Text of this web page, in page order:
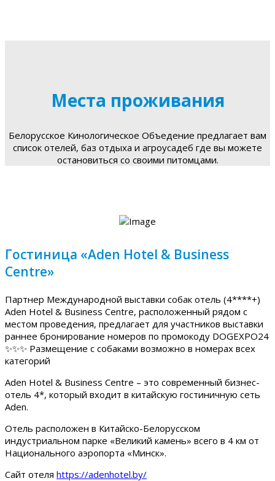
Места проживания
Белорусское Кинологическое Объедение предлагает вам
список отелей, баз отдыха и агроусадеб где вы можете
остановиться со своими питомцами.
Гостиница «Aden Hotel & Business
Centre»
Партнер Международной выставки собак отель (4****+)
Aden Hotel & Business Centre, расположенный рядом с
местом проведения, предлагает для участников выставки
раннее бронирование номеров по промокоду DOGEXPO24
✨✨✨ Размещение с собаками возможно в номерах всех
категорий
Aden Hotel & Business Centre – это современный бизнес-
отель 4*, который входит в китайскую гостиничную сеть
Aden.
Отель расположен в Китайско-Белорусском
индустриальном парке «Великий камень» всего в 4 км от
Национального аэропорта «Минск».
Сайт отеля https://adenhotel.by/